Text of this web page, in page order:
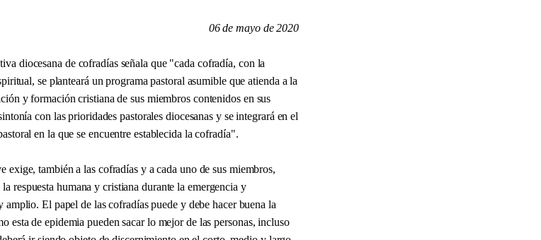
06 de mayo de 2020
diocesana de cofradías señala que "cada cofradía, con la
se planteará un programa pastoral asumible que atienda a la
y formación cristiana de sus miembros contenidos en sus
con las prioridades pastorales diocesanas y se integrará en el
en la que se encuentre establecida la cofradía".
exige, también a las cofradías y a cada uno de sus miembros,
respuesta humana y cristiana durante la emergencia y
El papel de las cofradías puede y debe hacer buena la
esta de epidemia pueden sacar lo mejor de las personas, incluso